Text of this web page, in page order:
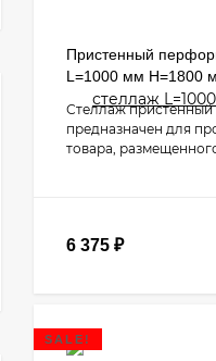
Пристенный
L=1000 мм H=1800
Стеллаж
предназначен для
товара,
6 375 ₽
SALE!